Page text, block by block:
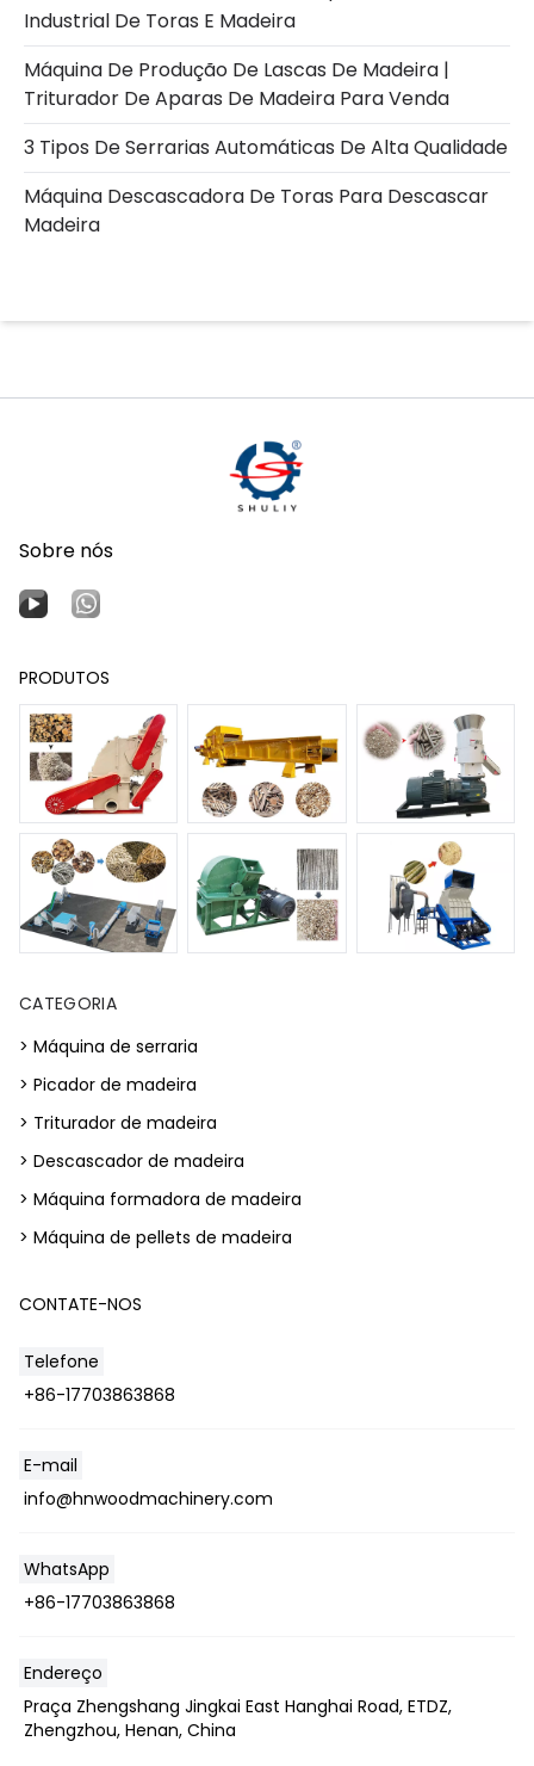
Industrial De Toras E Madeira
Máquina De Produção De Lascas De Madeira |
Triturador De Aparas De Madeira Para Venda
3 Tipos De Serrarias Automáticas De Alta Qualidade
Máquina Descascadora De Toras Para Descascar
Madeira
Sobre nós
PRODUTOS
CATEGORIA
> Máquina de serraria
> Picador de madeira
> Triturador de madeira
> Descascador de madeira
> Máquina formadora de madeira
> Máquina de pellets de madeira
CONTATE-NOS
Telefone
+86-17703863868
E-mail
info@hnwoodmachinery.com
WhatsApp
+86-17703863868
Endereço
Praça Zhengshang Jingkai East Hanghai Road, ETDZ,
Zhengzhou, Henan, China